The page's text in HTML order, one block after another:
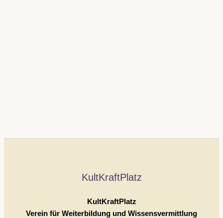
KultKraftPlatz
KultKraftPlatz
Verein für Weiterbildung und Wissensvermittlung